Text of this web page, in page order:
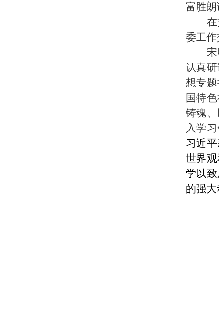
富胜
委工
认真
想专
国特
铸魂
入学
习近
世界
学以
的强